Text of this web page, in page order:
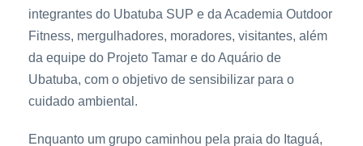
integrantes do Ubatuba SUP e da Academia Outdoor
Fitness, mergulhadores, moradores, visitantes, além
da equipe do Projeto Tamar e do Aquário de
Ubatuba, com o objetivo de sensibilizar para o
cuidado ambiental.
Enquanto um grupo caminhou pela praia do Itaguá,